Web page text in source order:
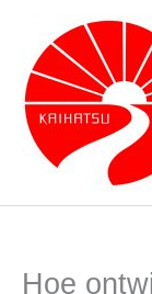
inhoud
Hoe